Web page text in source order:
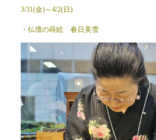
3/31(金)～4/2(日)
・仏壇の蒔絵 春日美雪